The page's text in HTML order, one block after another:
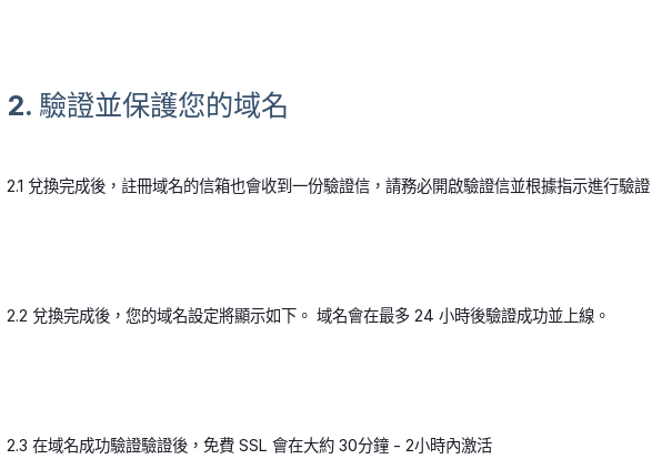
2. 驗證並保護您的域名
2.1 兌換完成後，註冊域名的信箱也會收到一份驗證信，請務必開啟驗證信並根據指示進行驗
2.2 兌換完成後，您的域名設定將顯示如下。 域名會在最多 24 小時後驗證成功並上線。
2.3 在域名成功驗證驗證後，免費 SSL 會在大約 30分鐘 - 2小時內激活